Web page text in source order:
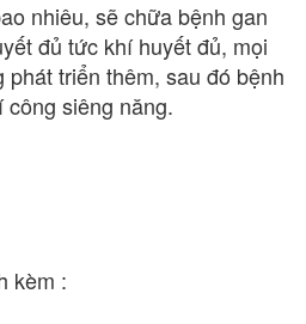
nhiêu, sẽ chữa bệnh gan
đủ tức khí huyết đủ, mọi
triển thêm, sau đó bệnh
siêng năng.
kèm :